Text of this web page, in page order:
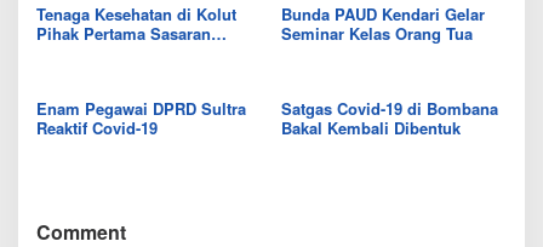
Tenaga Kesehatan di Kolut
Pihak Pertama Sasaran
Bunda PAUD Kendari Gelar
Seminar Kelas Orang Tua
Enam Pegawai DPRD Sultra
Reaktif Covid-19
Satgas Covid-19 di Bombana
Bakal Kembali Dibentuk
Comment